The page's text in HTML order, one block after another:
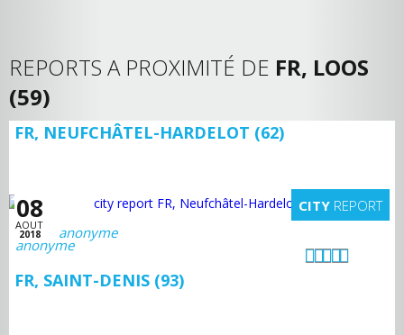
REPORTS A PROXIMITÉ DE FR, LOOS
(59)
FR, NEUFCHÂTEL-HARDELOT (62)
08
AOUT
2018
CITY REPORT
anonyme
FR, SAINT-DENIS (93)